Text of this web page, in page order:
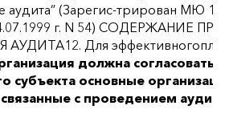
аудита” (Зарегис-трирован МЮ
г. N 54) СОДЕРЖАНИЕ
Для
должна согласовать
субъекта основные
связанные с проведением